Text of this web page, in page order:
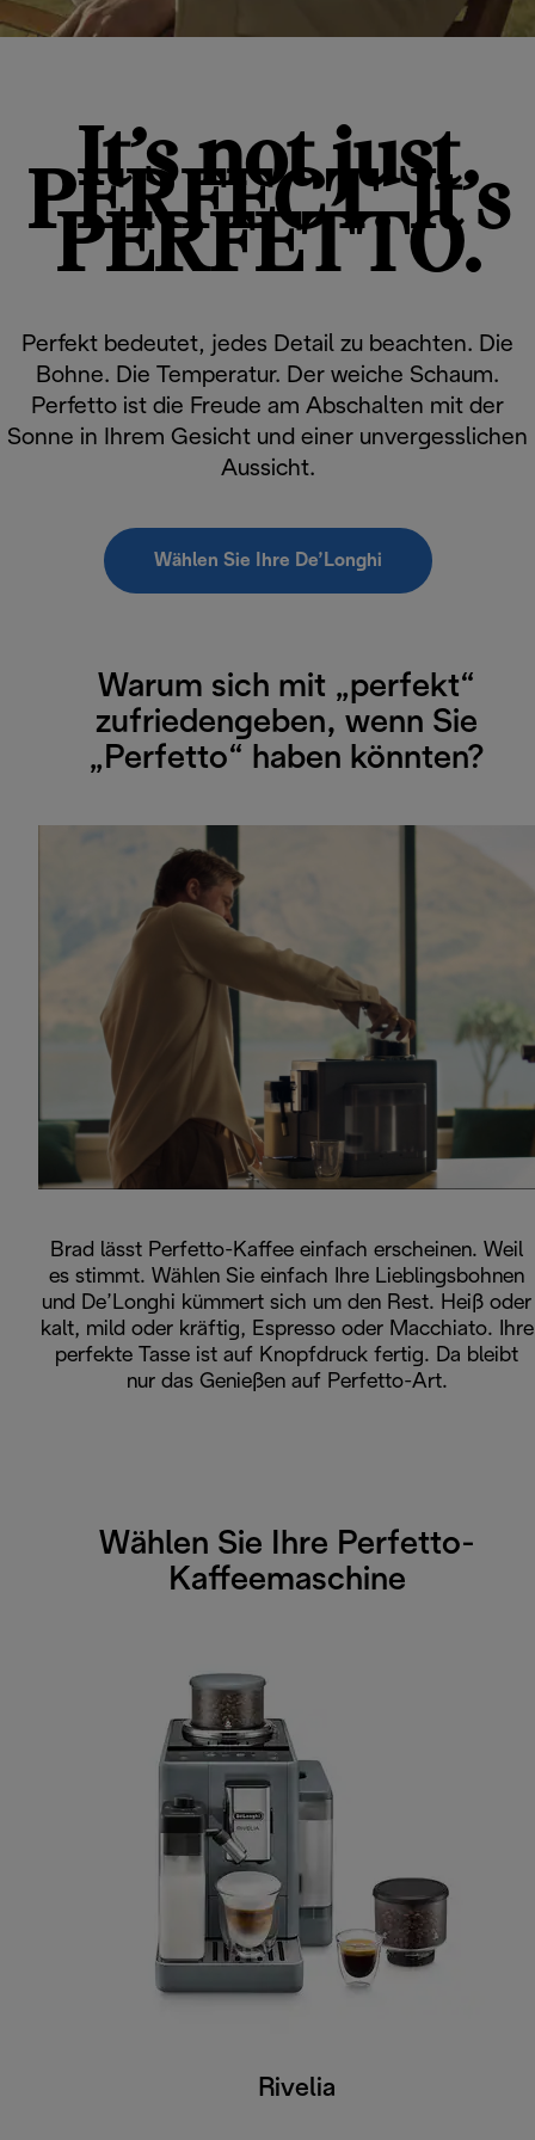
It’s not just
PERFECT. It’s
PERFETTO.
Perfekt bedeutet, jedes Detail zu beachten. Die
Bohne. Die Temperatur. Der weiche Schaum.
Perfetto ist die Freude am Abschalten mit der
Sonne in Ihrem Gesicht und einer unvergesslichen
Aussicht.
Wählen Sie Ihre De’Longhi
Warum sich mit „perfekt“
zufriedengeben, wenn Sie
„Perfetto“ haben könnten?
Brad lässt Perfetto-Kaffee einfach erscheinen. Weil
es stimmt. Wählen Sie einfach Ihre Lieblingsbohnen
und De’Longhi kümmert sich um den Rest. Heiß oder
kalt, mild oder kräftig, Espresso oder Macchiato. Ihre
perfekte Tasse ist auf Knopfdruck fertig. Da bleibt
nur das Genießen auf Perfetto-Art.
Wählen Sie Ihre Perfetto-
Kaffeemaschine
Rivelia